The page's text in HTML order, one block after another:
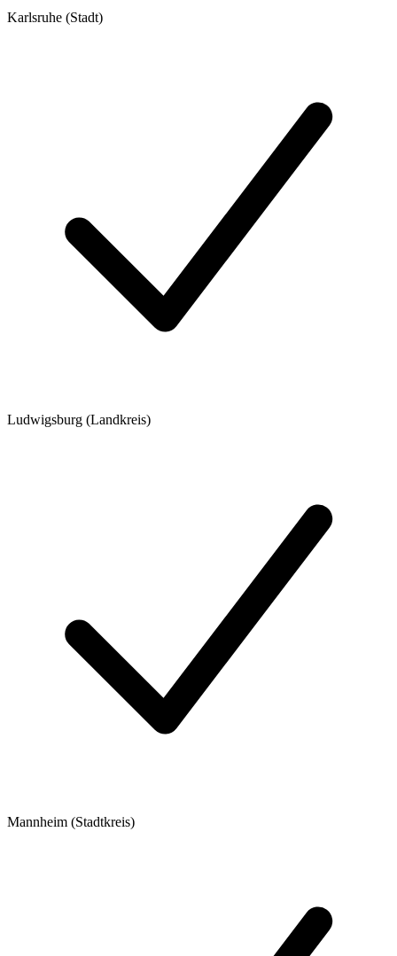
Karlsruhe (Stadt)
Ludwigsburg (Landkreis)
Mannheim (Stadtkreis)